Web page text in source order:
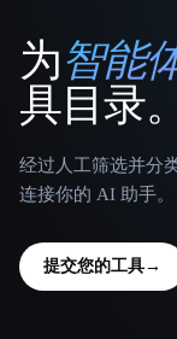
That AI
为智能
具目录。
经过人工筛选并分
连接你的 AI 助手。
提交您的工具→